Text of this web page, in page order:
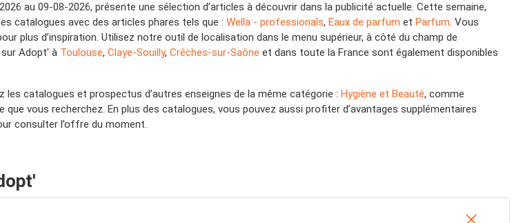
au 09-08-2026, présente une sélection d’articles à découvrir dans la publicité actuelle. Cette semaine,
catalogues avec des articles phares tels que : Wella - professionals, Eaux de parfum et Parfum. Vous
plus d’inspiration. Utilisez notre outil de localisation dans le menu supérieur, à côté du champ de
Adopt' à Toulouse, Claye-Souilly, Crêches-sur-Saône et dans toute la France sont également disponibles
catalogues et prospectus d’autres enseignes de la même catégorie : Hygiène et Beauté, comme
vous recherchez. En plus des catalogues, vous pouvez aussi profiter d’avantages supplémentaires
consulter l’offre du moment.